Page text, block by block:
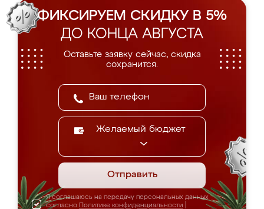
ФИКСИРУЕМ СКИДКУ В 5%
ДО КОНЦА АВГУСТА
Оставьте заявку сейчас, скидка
сохранится.
Желаемый бюджет
Отправить
Я соглашаюсь на передачу персональных данных
согласно Политике конфиденциальности